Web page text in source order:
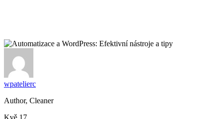
wpatelierc
Author, Cleaner